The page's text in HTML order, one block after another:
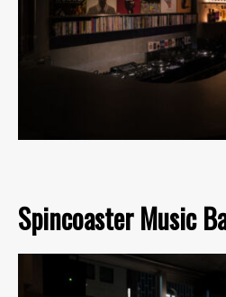
Spincoaster Music